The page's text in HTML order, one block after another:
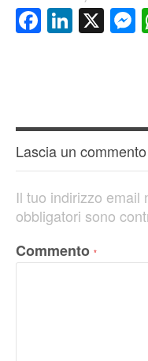
X
Lascia un commento
Il tuo indirizzo email
obbligatori sono
Commento *